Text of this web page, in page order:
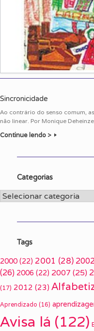
Sincronicidade
Ao contrário do senso comum,
não linear. Por Monique
Continue lendo >
Categorias
Categorias
Tags
2000 (22) 2001 (28)
(26) 2006 (22) 2007 (25)
(17) 2012 (23)
Aprendizado (16)
Avisa lá (122)